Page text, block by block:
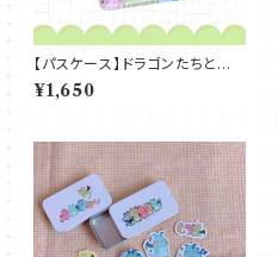
【パスケース】ドラゴンたちとお
出かけ
¥1,650